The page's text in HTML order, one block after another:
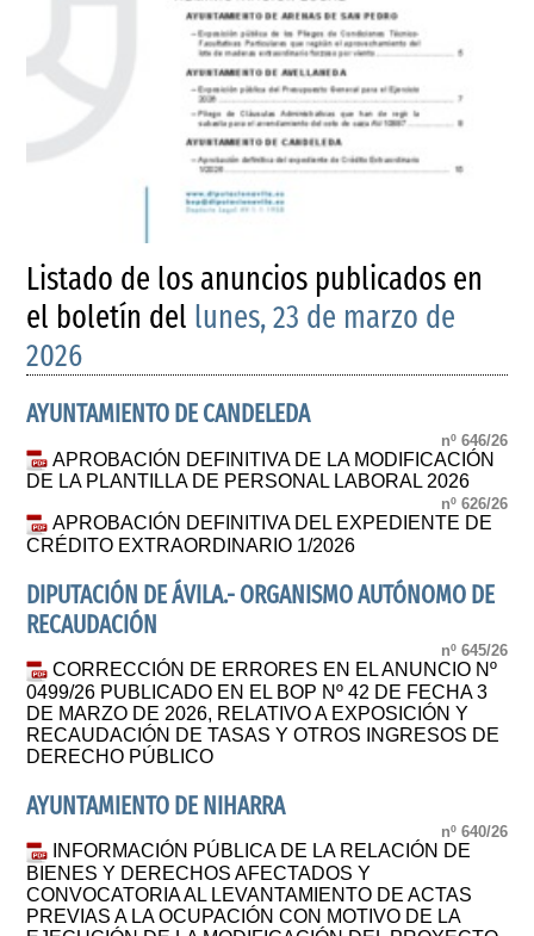
Listado de los anuncios publicados en
el boletín del lunes, 23 de marzo de
2026
AYUNTAMIENTO DE CANDELEDA
nº 646/26
APROBACIÓN DEFINITIVA DE LA MODIFICACIÓN
DE LA PLANTILLA DE PERSONAL LABORAL 2026
nº 626/26
APROBACIÓN DEFINITIVA DEL EXPEDIENTE DE
CRÉDITO EXTRAORDINARIO 1/2026
DIPUTACIÓN DE ÁVILA.- ORGANISMO AUTÓNOMO DE
RECAUDACIÓN
nº 645/26
CORRECCIÓN DE ERRORES EN EL ANUNCIO Nº
0499/26 PUBLICADO EN EL BOP Nº 42 DE FECHA 3
DE MARZO DE 2026, RELATIVO A EXPOSICIÓN Y
RECAUDACIÓN DE TASAS Y OTROS INGRESOS DE
DERECHO PÚBLICO
AYUNTAMIENTO DE NIHARRA
nº 640/26
INFORMACIÓN PÚBLICA DE LA RELACIÓN DE
BIENES Y DERECHOS AFECTADOS Y
CONVOCATORIA AL LEVANTAMIENTO DE ACTAS
PREVIAS A LA OCUPACIÓN CON MOTIVO DE LA